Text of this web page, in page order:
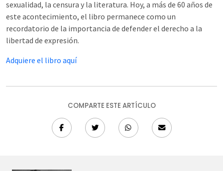
sexualidad, la censura y la literatura. Hoy, a más de 60 años de
este acontecimiento, el libro permanece como un
recordatorio de la importancia de defender el derecho a la
libertad de expresión.
Adquiere el libro aquí
COMPARTE ESTE ARTÍCULO